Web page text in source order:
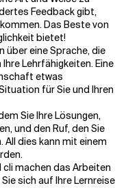
Feedback gibt,
Das Beste von
bietet!
über eine Sprache, die
Lehrfähigkeiten. Eine
etwas
für Sie und Ihren
Sie Ihre Lösungen,
und den Ruf, den Sie
All dies kann mit einem
machen das Arbeiten
sich auf Ihre Lernreise